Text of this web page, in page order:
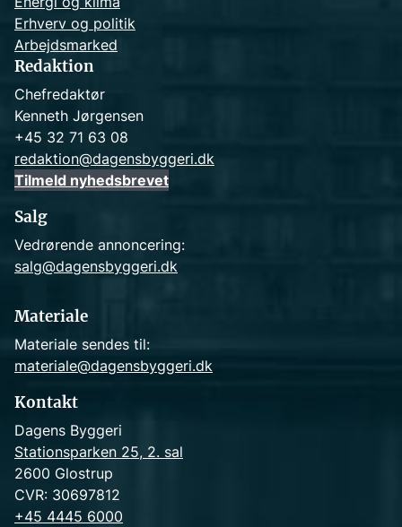
Erhverv og politik
Arbejdsmarked
Redaktion
Chefredaktør
Kenneth Jørgensen
+45 32 71 63 08
redaktion@dagensbyggeri.dk
Tilmeld nyhedsbrevet
Salg
Vedrørende annoncering:
salg@dagensbyggeri.dk
Materiale
Materiale sendes til:
materiale@dagensbyggeri.dk
Kontakt
Dagens Byggeri
Stationsparken 25, 2. sal
2600 Glostrup
CVR: 30697812
+45 4445 6000